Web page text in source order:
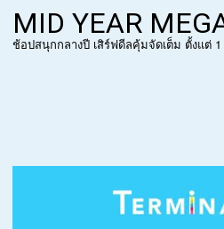
MID YEAR
ช้อปสนุกกลางปี เสิร์ฟดีลคุ้มจัดเต็ม ตั้งแต่